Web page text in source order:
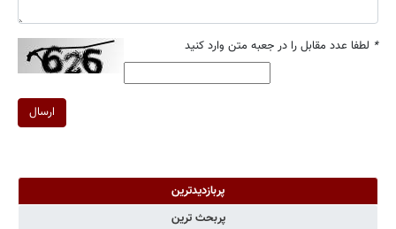
* لطفا عدد مقابل را در جعبه متن وارد کنید
ارسال
پربازدیدترین
پربحث ترین